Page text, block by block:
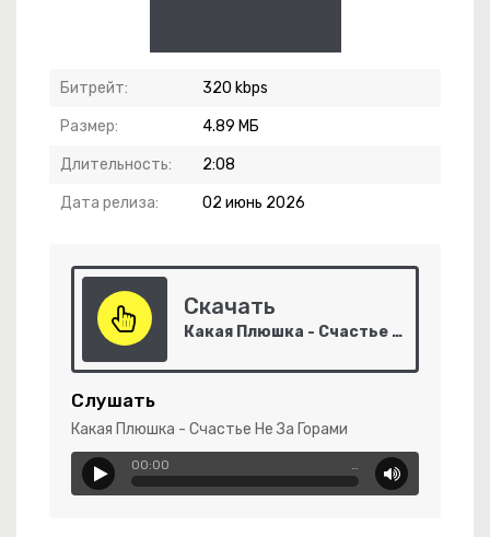
Битрейт: 320 kbps
Размер: 4.89 МБ
Длительность: 2:08
Дата релиза: 02 июнь 2026
Скачать
Какая Плюшка - Счастье Не За Горами
Слушать
Какая Плюшка - Счастье Не За Горами
00:00 …
Все Мои Пароли